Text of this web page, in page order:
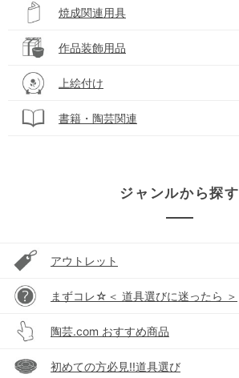
焼成関連用具
作品装飾用品
上絵付け
書籍・陶芸関連
ジャンルから探す
アウトレット
まずコレ☆＜ 道具選びに迷ったら ＞
陶芸.com おすすめ商品
初めての方必見!!道具選び